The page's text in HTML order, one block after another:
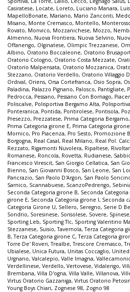
Casiratese, Locate, Loreto, Luciano Manara,
MapelloBonate, Mariano, Mario Zanconti,
Misano, Monte Cremasco, Montello,
Rovato, Monvico, Mozzanichese, Mozzo,
Almenno, Nuova Frontiera, Nuova Selvino,
Offanengo, Olginatese, Olimpic Trezzanese,
Albino, Oratorio Boccaleone, Oratorio
Oratorio Cologno, Oratorio Costa Mezzate,
Oratorio Malpensata, Oratorio Mozzanica,
Stezzano, Oratorio Verdello, Oratorio Villaggio
Ordival, Oriens, Orsa Cortefranca, Osio Sopra,
Paladina, Palazzo Pignano, Palosco, Pantigliate,
Pedrocca, Pessano, Pessano Con Bornago,
Poliscalve, Polisportiva Bergamo Alta,
Ponteranica, Pontida, Pontirolese, Pontisola,
Presezzo, Prezzatese, Prima Categoria Bergamo,
Prima Categoria girone E, Prima Categoria girone
Mornico, Pro Piacenza, Pro Sesto, Promozione
Borgogna, Real Casal, Real Milano, Real Pol.
Rezzato, Rigamonti Nuvolera, Ripaltese,
Romanese, Roncola, Rovetta, Rudianese,
Francesco Virescit, San Giorgio Cellatica, San
Bienno, San Giovanni Bosco, San Leone, San
Pancrazio, San Paolo D'Argon, San Paolo
Sarnico, Scannabuese, ScanzoPedrengo,
Seconda Categoria girone B, Seconda Categoria
girone E, Seconda Categoria girone I, Seconda
Categoria Girone U, Sellero, Seregno, Serie D
Sondrio, Soresinese, Sorisolese, Sovere, Spinese,
Sporting Leb, Sporting Tlc, Sporting Valentino
Stezzanese, Suisio,Tavernola,Terza Categoria
B,Terza Categoria girone C,Terza Categoria
Torre De' Roveri,Trealbe,Trescore Cremasco,
Ubialese, Unica Futura, Unitas Coccaglio,
Urgnano, Valcalepio, Valle Imagna,
Verdellinese, Verdello, Vertovese, Vidalengo,
Brembana, Villa D'ogna, Villa Valle, Villanova,
Virtus Oratorio Gazzaniga, Virtus Oratorio
Young Boys Chiari, Zognese 98, Zogno 98